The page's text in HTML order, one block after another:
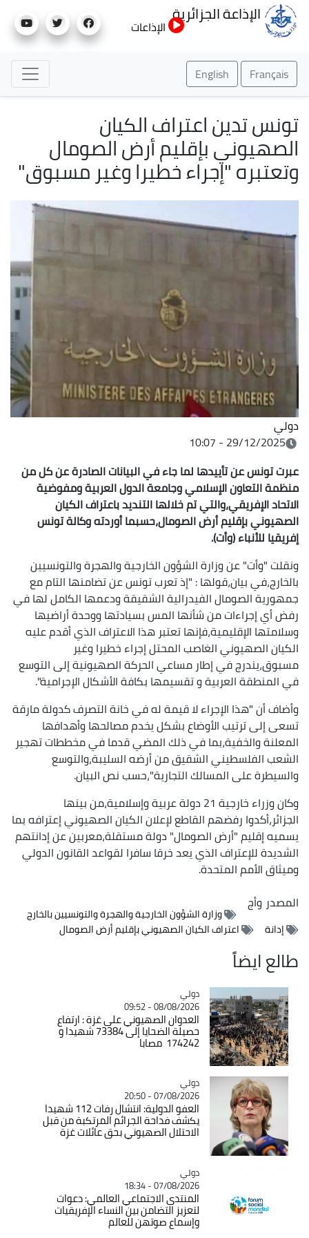
إلى
الإذاعة الجزائرية
الإذاعات
Français
English
تونس تدين اعتراف الكيان
الصهيوني بإقليم أرض الصومال
وتعتبره "إجراء خطيرا وغير مسبوق"
دولي
29/12/2025 - 10:07
عبرت تونس عن تأييدها لما جاء في البيانات الصادرة عن كل من
منظمة التعاون الإسلامي وجامعة الدول العربية ومفوضية
الاتحاد الإفريقي،والتي تم خلالها التنديد باعتراف الكيان
الصهيوني بإقليم أرض الصومال،حسبما أوردته وكالة تونس
إفريقيا للأنباء (وأت).
ونقلت "وأت" عن وزارة الشؤون الخارجية والهجرة والتونسيين
بالخارج،في بيان،قولها : "إذ تعرب تونس عن تضامنها التام مع
جمهورية الصومال الفيدرالية الشقيقة ودعمها الكامل لها في
رفض أي إجراءات من شأنها المس بسيادتها ووحدة أراضيها
وسلامتها الإقليمية،فإنها تعتبر هذا الاعتراف الذي أقدم عليه
الكيان الصهيوني الغاصب المحتل إجراء خطيرا وغير
مسبوق،يندرج في إطار مساعي الحركة الصهيونية إلى التوسع
في المنطقة العربية و تقسيمها بكافة الأشكال الإجرامية".
وأضاف أن "هذا الإجراء لا قيمة له في خانة التصرف كدولة مارقة
تسعى إلى ترتيب الأوضاع بشكل يخدم مصالحها وأهدافها
المعلنة والخفية،بما في ذلك المضي قدما في مخططات تهجير
الشعب الفلسطيني الشقيق من أرضه السليبة،والتوسع
والسيطرة على المسالك التجارية"،حسب نص البيان.
وكان وزراء خارجية 21 دولة عربية وإسلامية،من بينها
الجزائر،أكدوا رفضهم القاطع لإعلان الكيان الصهيوني إعترافه بما
يسميه إقليم "أرض الصومال" دولة مستقلة،معربين عن إدانتهم
الشديدة للإعتراف الذي يعد خرقا سافرا لقواعد القانون الدولي
وميثاق الأمم المتحدة.
المصدروأج
وزارة الشؤون الخارجية والهجرة والتونسيين بالخارج
إدانة
اعتراف الكيان الصهيوني بإقليم أرض الصومال
طالع ايضاً
Catégorie
دولي
08/08/2026 - 09:52
العدوان الصهيوني على غزة : ارتفاع
حصيلة الضحايا إلى 73384 شهيدا و
174242 مصابا
Catégorie
دولي
07/08/2026 - 20:50
العفو الدولية: انتشال رفات 112 شهيدا
يكشف فداحة الجرائم المرتكبة من قبل
الاحتلال الصهيوني بحق عائلات غزة
Catégorie
دولي
07/08/2026 - 18:34
المنتدى الاجتماعي العالمي: دعوات
لتعزيز التضامن بين النساء الإفريقيات
وإسماع صوتهن للعالم